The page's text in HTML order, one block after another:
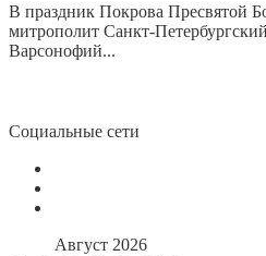
В праздник Покрова Пресвятой
митрополит Санкт-
Варсонофий...
Социальные сети
Август 2026